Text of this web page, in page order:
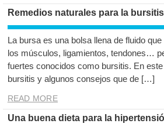
Remedios naturales para la bursitis
La bursa es una bolsa llena de fluido
los músculos, ligamientos, tendones…
fuertes conocidos como bursitis. En
bursitis y algunos consejos que de […]
READ MORE
Una buena dieta para la